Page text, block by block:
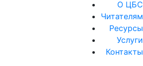
О ЦБС
Читателям
Ресурсы
Услуги
Контакты